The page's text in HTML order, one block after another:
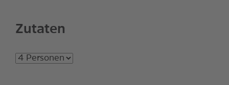
Zutaten